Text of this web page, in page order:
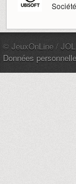
© JeuxOnLine /
Données